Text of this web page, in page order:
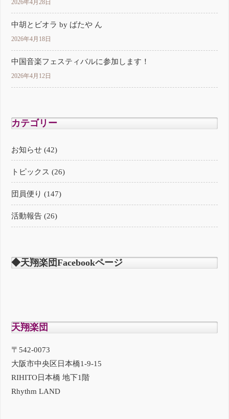
2026年4月28日
中胡とビオラ by ばたや ん
2026年4月18日
中国音楽フェスティバルに参加します！
2026年4月12日
カテゴリー
お知らせ (42)
トピックス (26)
団員便り (147)
活動報告 (26)
◆天翔楽団Facebookページ
天翔楽団
〒542-0073
大阪市中央区日本橋1-9-15
RIHITO日本橋 地下1階
Rhythm LAND